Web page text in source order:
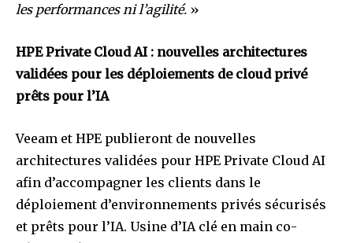
les performances ni l’agilité. »
HPE Private Cloud AI : nouvelles architectures
validées pour les déploiements de cloud privé
prêts pour l’IA
Veeam et HPE publieront de nouvelles
architectures validées pour HPE Private Cloud AI
afin d’accompagner les clients dans le
déploiement d’environnements privés sécurisés
et prêts pour l’IA. Usine d’IA clé en main co-